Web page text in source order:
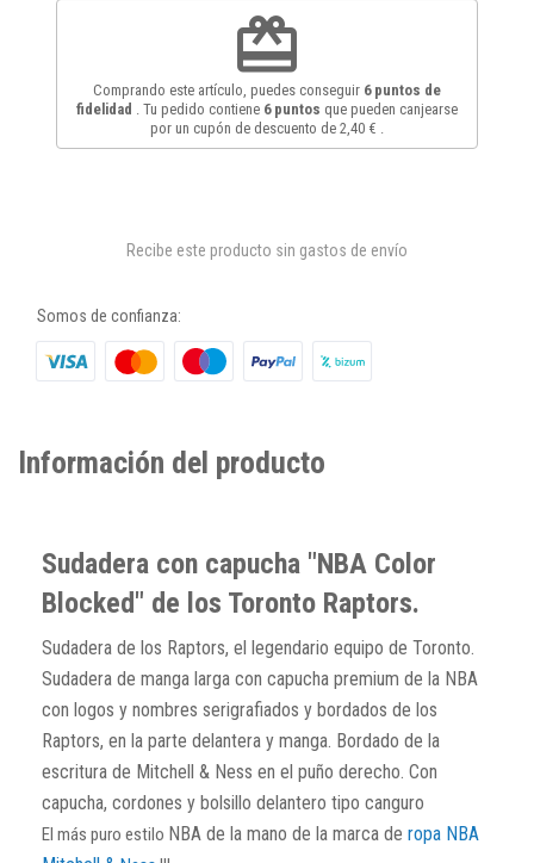
redeem
Comprando este artículo, puedes conseguir 6puntos de
fidelidad
. Tu pedido contiene 6puntos que pueden canjearse
por un cupón de descuento de 2,40 €
Recibe este producto sin gastos de envío
Somos de confianza:
Información del producto
Sudadera con capucha "NBA Color
Blocked" de los Toronto Raptors.
Sudadera de los Raptors, el legendario equipo de Toronto.
Sudadera de manga larga con capucha premium de la NBA
con logos y nombres serigrafiados y bordados de los
Raptors, en la parte delantera y manga. Bordado de la
escritura de Mitchell & Ness en el puño derecho. Con
capucha, cordones y bolsillo delantero tipo canguro
El más puro estilo NBA de la mano de la marca de ropa NBA